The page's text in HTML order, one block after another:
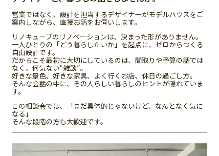
営業ではなく、設計を担当するデザイナーがモデルハウスをご
案内しながら、直接お話をお伺いします。
リノキューブのリノベーションは、決まった形がありません。
一人ひとりの「どう暮らしたいか」を起点に、ゼロからつくる
自由設計です。
だからこそ最初に大切にしているのは、間取りや予算の話では
なく、何気ない“雑談”。
好きな景色、好きな家具、よく行くお店、休日の過ごし方。
そんな会話の中に、その人らしい暮らしのヒントが隠れていま
す。
この相談会では、「まだ具体的じゃないけど、なんとなく気に
なる」
そんな段階の方も大歓迎です。